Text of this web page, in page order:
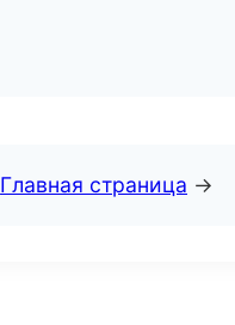
Главная страница →